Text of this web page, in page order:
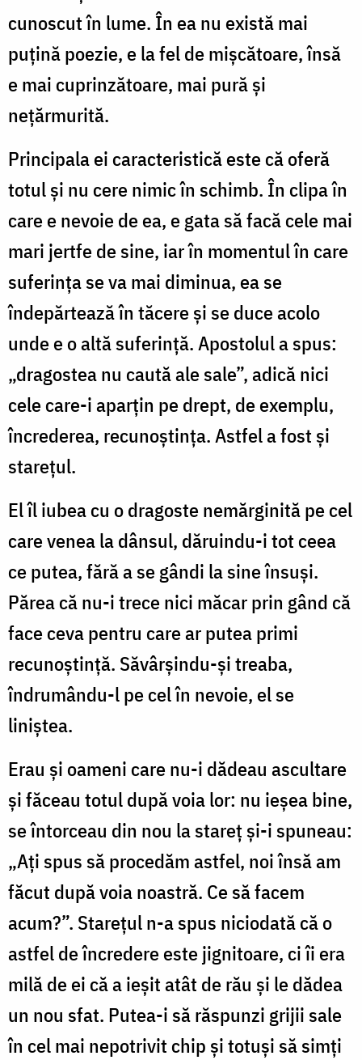
cunoscut în lume. În ea nu există mai
puțină poezie, e la fel de mișcătoare, însă
e mai cuprinzătoare, mai pură și
nețărmurită.
Principala ei caracteristică este că oferă
totul și nu cere nimic în schimb. În clipa în
care e nevoie de ea, e gata să facă cele mai
mari jertfe de sine, iar în momentul în care
suferința se va mai diminua, ea se
îndepărtează în tăcere și se duce acolo
unde e o altă suferință. Apostolul a spus:
„dragostea nu caută ale sale”, adică nici
cele care-i aparțin pe drept, de exemplu,
încrederea, recunoștința. Astfel a fost și
starețul.
El îl iubea cu o dragoste nemărginită pe cel
care venea la dânsul, dăruindu-i tot ceea
ce putea, fără a se gândi la sine însuși.
Părea că nu-i trece nici măcar prin gând că
face ceva pentru care ar putea primi
recunoștință. Săvârșindu-și treaba,
îndrumându-l pe cel în nevoie, el se
liniștea.
Erau și oameni care nu-i dădeau ascultare
și făceau totul după voia lor: nu ieșea bine,
se întorceau din nou la stareț și-i spuneau:
„Ați spus să procedăm astfel, noi însă am
făcut după voia noastră. Ce să facem
acum?”. Starețul n-a spus niciodată că o
astfel de încredere este jignitoare, ci îi era
milă de ei că a ieșit atât de rău și le dădea
un nou sfat. Putea-i să răspunzi grijii sale
în cel mai nepotrivit chip și totuși să simți